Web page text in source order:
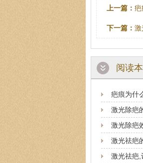
上一篇： 疤
下一篇： 激
阅读
疤痕为什
激光除疤
激光除疤
激光祛疤
激光祛疤,